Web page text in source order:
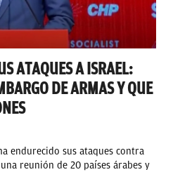
ATAQUES A ISRAEL:
DE ARMAS Y QUE
endurecido sus ataques contra
reunión de 20 países árabes y